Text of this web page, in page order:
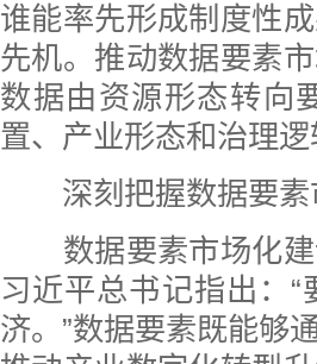
谁能率先形成制度性
先机。推动数据要素
数据由资源形态转向
置、产业形态和治理逻
深刻把握数据要素
数据要素市场化建
习近平总书记指出：
济。”数据要素既能够